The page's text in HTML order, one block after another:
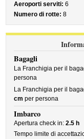
Aeroporti serviti: 6
Numero di rotte: 8
Bagagli
La Franchigia per il
persona
La Franchigia per il
cm per persona
Imbarco
Apertura check in:2.5 h
Tempo limite di